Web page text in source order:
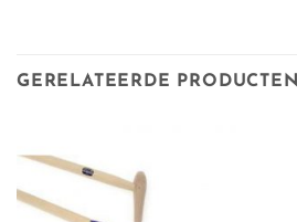
GERELATEERDE PRODUCTEN